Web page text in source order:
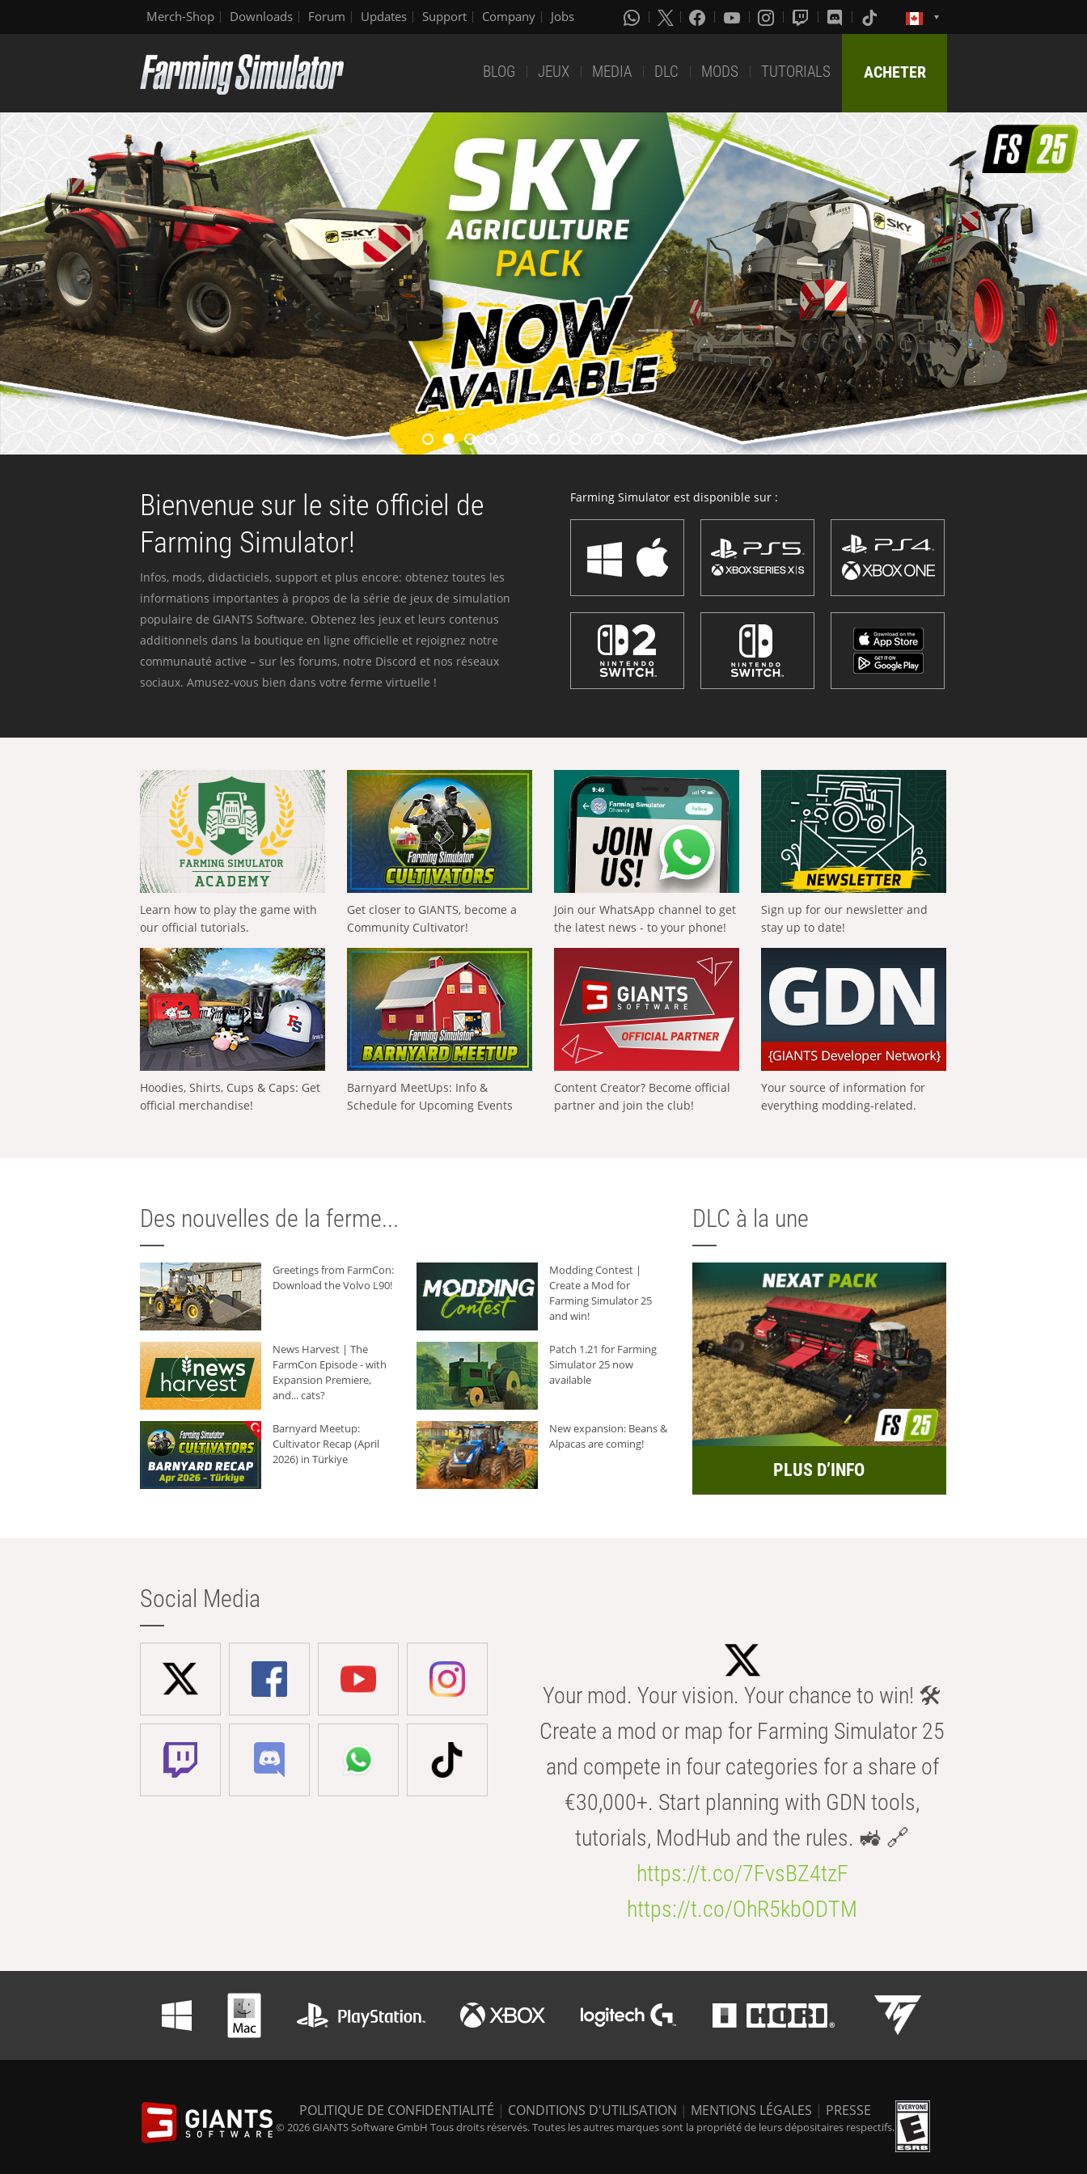
Merch-Shop Downloads Forum Updates Support Company Jobs
BLOG JEUX MEDIA DLC MODS TUTORIALS ACHETER
Bienvenue sur le site officiel de
Farming Simulator!
Infos, mods, didacticiels, support et plus encore: obtenez toutes les
informations importantes à propos de la série de jeux de simulation
populaire de GIANTS Software. Obtenez les jeux et leurs contenus
additionnels dans la boutique en ligne officielle et rejoignez notre
communauté active – sur les forums, notre Discord et nos réseaux
sociaux. Amusez-vous bien dans votre ferme virtuelle !
Farming Simulator est disponible sur :
Learn how to play the game with
our official tutorials.
Get closer to GIANTS, become a
Community Cultivator!
Join our WhatsApp channel to get
the latest news - to your phone!
Sign up for our newsletter and
stay up to date!
Hoodies, Shirts, Cups & Caps: Get
official merchandise!
Barnyard MeetUps: Info &
Schedule for Upcoming Events
Content Creator? Become official
partner and join the club!
Your source of information for
everything modding-related.
Des nouvelles de la ferme...
Greetings from FarmCon:
Download the Volvo L90!
Modding Contest |
Create a Mod for
Farming Simulator 25
and win!
News Harvest | The
FarmCon Episode - with
Expansion Premiere,
and... cats?
Patch 1.21 for Farming
Simulator 25 now
available
Barnyard Meetup:
Cultivator Recap (April
2026) in Türkiye
New expansion: Beans &
Alpacas are coming!
DLC à la une
PLUS D’INFO
Social Media
Your mod. Your vision. Your chance to win! 🛠️
Create a mod or map for Farming Simulator 25
and compete in four categories for a share of
€30,000+. Start planning with GDN tools,
tutorials, ModHub and the rules. 🚜 🔗
https://t.co/7FvsBZ4tzF
https://t.co/OhR5kbODTM
POLITIQUE DE CONFIDENTIALITÉ | CONDITIONS D'UTILISATION | MENTIONS LÉGALES | PRESSE
© 2026 GIANTS Software GmbH Tous droits réservés. Toutes les autres marques sont la propriété de leurs dépositaires respectifs.